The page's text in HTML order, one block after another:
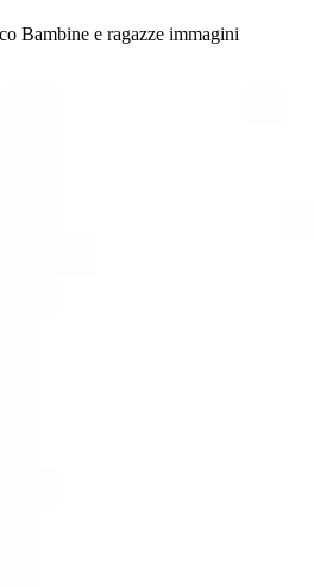
Bambine e ragazze immagini